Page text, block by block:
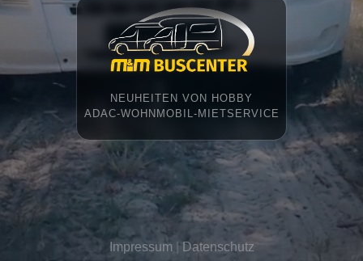
NEUHEITEN VON HOBBY
ADAC-WOHNMOBIL-MIETSERVICE
Impressum | Datenschutz